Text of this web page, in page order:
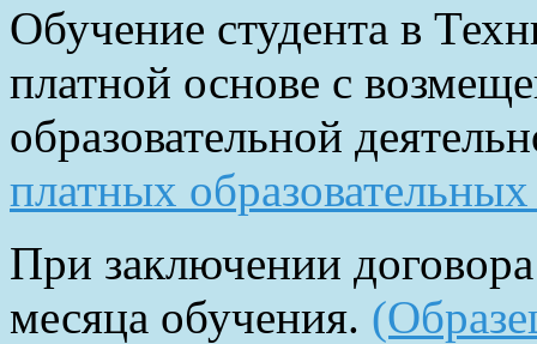
Обучение студента в
платной основе с
образовательной
платных
При заключении договора
месяца обучения.